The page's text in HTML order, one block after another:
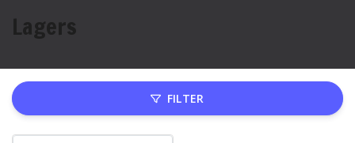
Lagers
FILTER